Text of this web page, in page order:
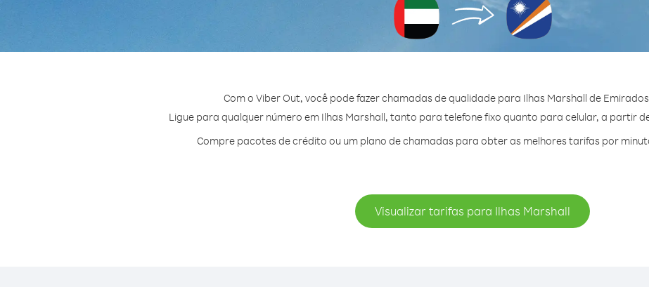
Com o Viber Out, você pode fazer chamadas de qualidade para Ilhas Marshall de
Ligue para qualquer número em Ilhas Marshall, tanto para telefone fixo quanto para celular, a partir
Compre pacotes de crédito ou um plano de chamadas para obter as melhores tarifas por
Visualizar tarifas para Ilhas Marshall